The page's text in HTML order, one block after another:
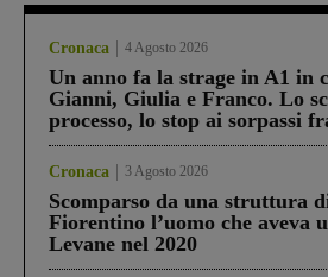
Cronaca 4 Agosto 2026
Un anno fa la strage in A1 in
Gianni, Giulia e Franco. Lo
processo, lo stop ai sorpassi
Cronaca 3 Agosto 2026
Scomparso da una struttura
Fiorentino l’uomo che aveva
Levane nel 2020